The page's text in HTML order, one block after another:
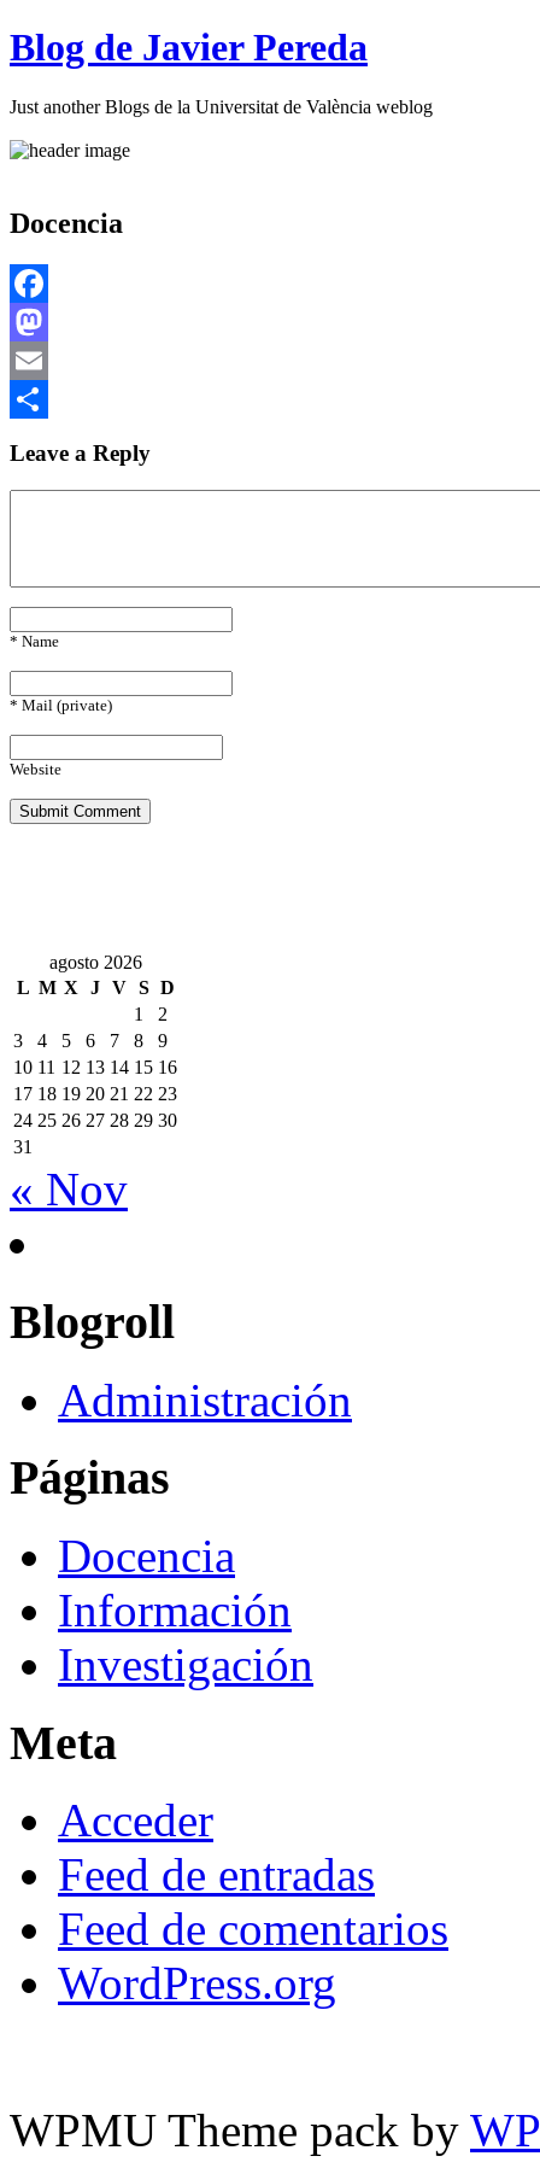
Blog de Javier Pereda
Just another Blogs de la Universitat de València weblog
Docencia
Facebook
Mastodon
Email
Leave a Reply
* Name
* Mail (private)
Website
agosto 2026
L M X J V S D
1
2
3
4 5 6 7 8
9
10 11 12 13 14 15 16
17 18 19 20 21 22 23
24 25 26 27 28 29 30
31
« Nov
Blogroll
Administración
Páginas
Docencia
Información
Investigación
Meta
Acceder
Feed de entradas
Feed de comentarios
WordPress.org
WPMU Theme pack by